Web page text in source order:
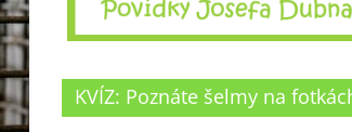
KVÍZ: Poznáte šelmy na